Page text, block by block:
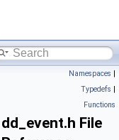
Namespaces |
Typedefs |
Functions
dd_event.h File